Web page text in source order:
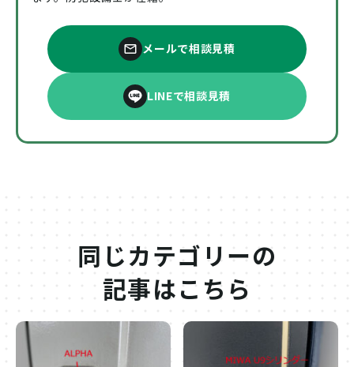
メールで相談見積
LINEで相談見積
同じカテゴリーの
記事はこちら